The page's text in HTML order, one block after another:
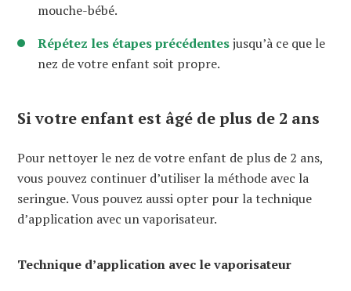
mouche-bébé.
Répétez les étapes précédentesjusqu’à ce que le
nez de votre enfant soit propre.
Si votre enfant est âgé de plus de 2 ans
Pour nettoyer le nez de votre enfant de plus de 2 ans,
vous pouvez continuer d’utiliser la méthode avec la
seringue. Vous pouvez aussi opter pour la technique
d’application avec un vaporisateur.
Technique d’application avec le vaporisateur